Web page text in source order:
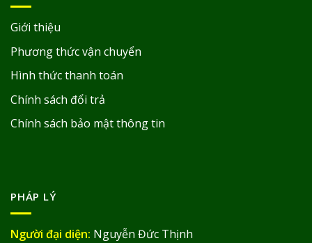
Giới thiệu
Phương thức vận chuyển
Hình thức thanh toán
Chính sách đổi trả
Chính sách bảo mật thông tin
PHÁP LÝ
Người đại diện: Nguyễn Đức Thịnh